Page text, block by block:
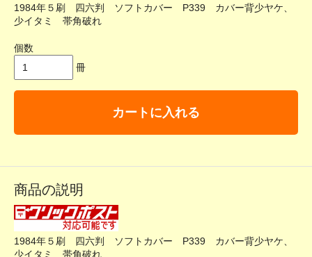
1984年５刷 四六判 ソフトカバー P339 カバー背少ヤケ、
少イタミ 帯角破れ
個数
冊
カートに入れる
商品の説明
1984年５刷 四六判 ソフトカバー P339 カバー背少ヤケ、
少イタミ 帯角破れ